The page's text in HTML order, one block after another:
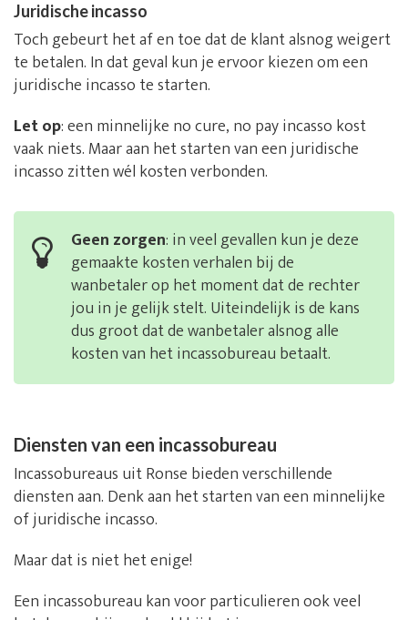
Juridische incasso
Toch gebeurt het af en toe dat de klant alsnog weigert
te betalen. In dat geval kun je ervoor kiezen om een
juridische incasso te starten.
Let op: een minnelijke no cure, no pay incasso kost
vaak niets. Maar aan het starten van een juridische
incasso zitten wél kosten verbonden.
Geen zorgen: in veel gevallen kun je deze
gemaakte kosten verhalen bij de
wanbetaler op het moment dat de rechter
jou in je gelijk stelt. Uiteindelijk is de kans
dus groot dat de wanbetaler alsnog alle
kosten van het incassobureau betaalt.
Diensten van een incassobureau
Incassobureaus uit Ronse bieden verschillende
diensten aan. Denk aan het starten van een minnelijke
of juridische incasso.
Maar dat is niet het enige!
Een incassobureau kan voor particulieren ook veel